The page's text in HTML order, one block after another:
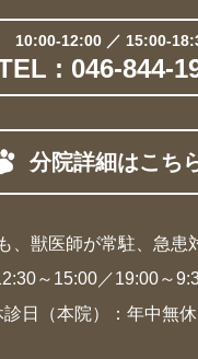
10:00-12:00 ／ 15:00-
: 046-844-
分院詳細はこち
、獣医師が常駐、 急患
～15:00／19:00～
診日（本院）：年中無休